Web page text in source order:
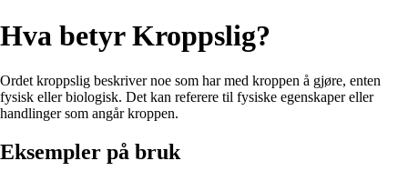
Hva betyr Kroppslig?
Ordet kroppslig beskriver noe som har med kroppen å gjøre, enten
fysisk eller biologisk. Det kan referere til fysiske egenskaper eller
handlinger som angår kroppen.
Eksempler på bruk